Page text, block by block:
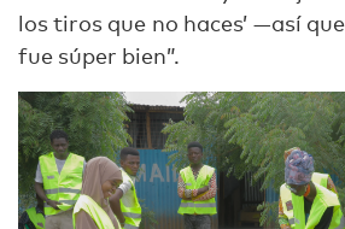
los tiros que no haces’ —así
fue súper bien”.